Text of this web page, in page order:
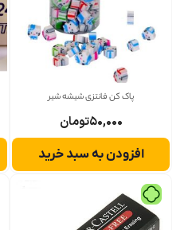
پاک کن فانتزی شیشه شیر
۵۰,۰۰۰تومان
افزودن به سبد خرید